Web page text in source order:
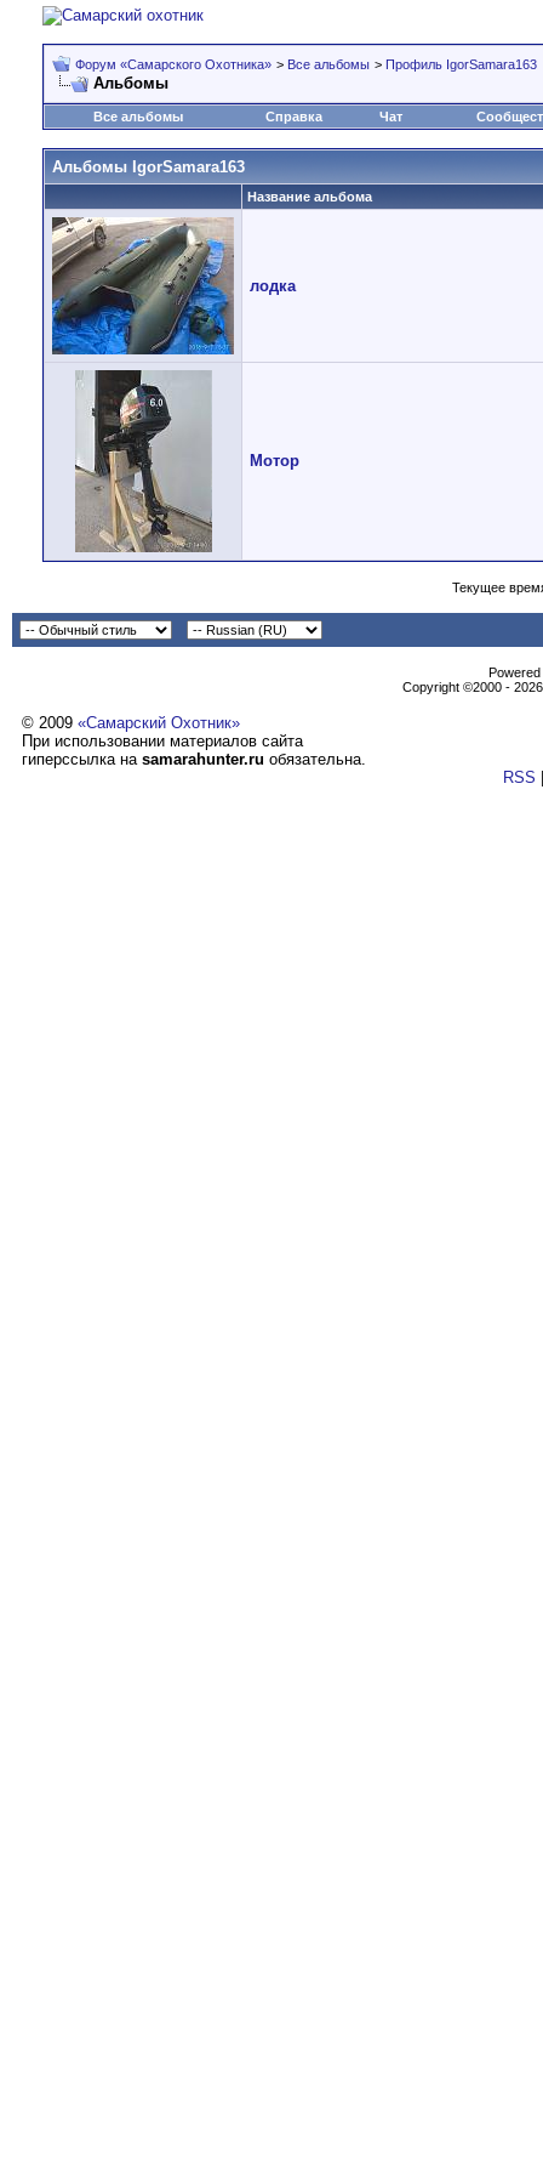
Форум «Самарского Охотника» > Все альбомы > Профиль IgorSamara163
Альбомы
Все альбомы Справка Чат
Альбомы IgorSamara163
Название альбома
лодка
Мотор
Текущее
Copyright ©2000 -
© 2009 «Самарский Охотник»
При использовании материалов сайта
гиперссылка на samarahunter.ru обязательна.
RSS